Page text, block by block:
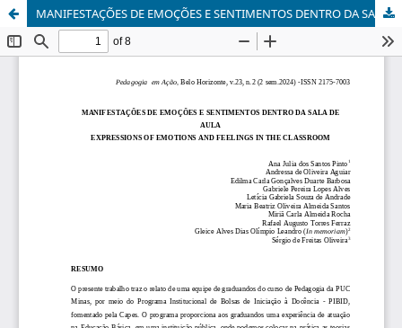
MANIFESTAÇÕES DE EMOÇÕES E SENTIMENTOS DENTRO DA SALA DE AULA